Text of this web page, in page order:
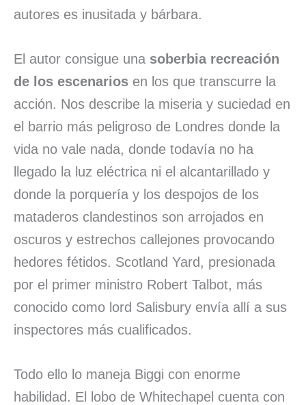
autores es inusitada y bárbara.
El autor consigue una soberbia recreación
de los escenarios en los que transcurre la
acción. Nos describe la miseria y suciedad en
el barrio más peligroso de Londres donde la
vida no vale nada, donde todavía no ha
llegado la luz eléctrica ni el alcantarillado y
donde la porquería y los despojos de los
mataderos clandestinos son arrojados en
oscuros y estrechos callejones provocando
hedores fétidos. Scotland Yard, presionada
por el primer ministro Robert Talbot, más
conocido como lord Salisbury envía allí a sus
inspectores más cualificados.
Todo ello lo maneja Biggi con enorme
habilidad. El lobo de Whitechapel cuenta con